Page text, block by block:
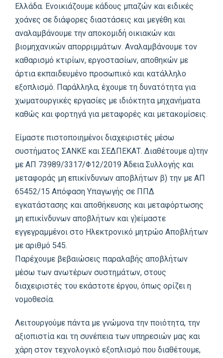
Ελλάδα. Ενοικιάζουμε κάδους μπαζών και ειδικές
χοάνες σε διάφορες διαστάσεις και μεγέθη και
αναλαμβάνουμε την αποκομιδή οικιακών και
βιομηχανικών απορριμμάτων. Αναλαμβάνουμε τον
καθαρισμό κτιρίων, εργοστασίων, αποθηκών με
άρτια εκπαιδευμένο προσωπικό και κατάλληλο
εξοπλισμό. Παράλληλα, έχουμε τη δυνατότητα για
χωματουργικές εργασίες με ιδιόκτητα μηχανήματα
καθώς και φορτηγά για μεταφορές και μετακομίσεις.
Είμαστε πιστοποιημένοι διαχειριστές μέσω
συστήματος ΣΑΝΚΕ και ΣΕΔΠΕΚΑΤ. Διαθέτουμε α)την
με ΑΠ 73989/3317/Φ12/2019 Άδεια Συλλογής και
μεταφοράς μη επικίνδυνων αποβλήτων β) την με ΑΠ
65452/15 Απόφαση Υπαγωγής σε ΠΠΔ
εγκατάστασης και αποθήκευσης και μεταφόρτωσης
μη επικίνδυνων αποβλήτων και γ)είμαστε
εγγεγραμμένοι στο Ηλεκτρονικό μητρώο Αποβλήτων
με αριθμό 545.
Παρέχουμε βεβαιώσεις παραλαβής απoβλήτων
μέσω των ανωτέρων συστημάτων, στους
διαχειριστές του εκάστοτε έργου, όπως ορίζει η
νομοθεσία.
Λειτουργούμε πάντα με γνώμονα την ποιότητα, την
αξιοπιστία και τη συνέπεια των υπηρεσιών μας και
χάρη στον τεχνολογικό εξοπλισμό που διαθέτουμε,